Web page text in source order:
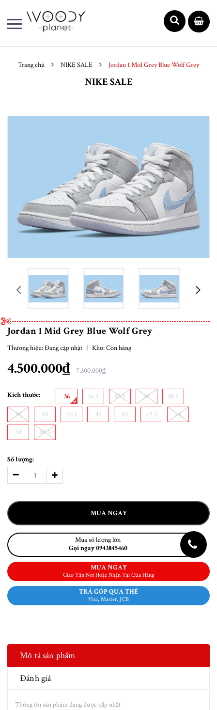
Trang chủ NIKE SALE Jordan 1 Mid Grey Blue Wolf Grey
NIKE SALE
prev
Jordan 1 Mid Grey Blue Wolf Grey
Thương hiệu:Đang cập nhật | Kho:Còn hàng
4.500.000₫ 7.300.000₫
Kích thước: 36 36.5 37.5 38 38.5
39 40 40.5 41 42 42.5 43
44 44.5
Số lượng:
MUA NGAY
Mua số lượng lớn
Gọi ngay 0943845460
MUA NGAY
Giao Tận Nơi Hoặc Nhận Tại Cửa Hàng
TRẢ GÓP QUA THẺ
Visa, Master, JCB
Mô tả sản phẩm
Đánh giá
Thông tin sản phẩm đang được cập nhật